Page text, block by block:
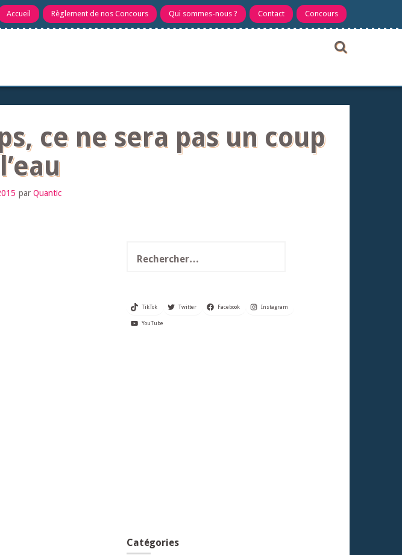
Accueil Règlement de nos Concours Qui sommes-nous ? Contact Concours
ce ne sera pas un coup
par Quantic
TikTok Twitter Facebook Instagram
YouTube
Catégories